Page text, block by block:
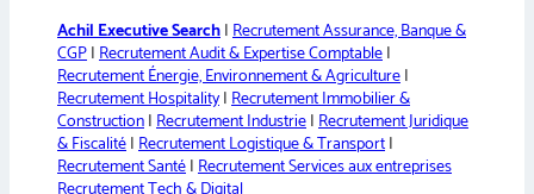
Achil Executive Search|Recrutement Assurance, Banque &
CGP|Recrutement Audit & Expertise Comptable|
Recrutement Énergie, Environnement & Agriculture|
Recrutement Hospitality|Recrutement Immobilier &
Construction|Recrutement Industrie|Recrutement Juridique
& Fiscalité|Recrutement Logistique & Transport|
Recrutement Santé|Recrutement Services aux entreprises